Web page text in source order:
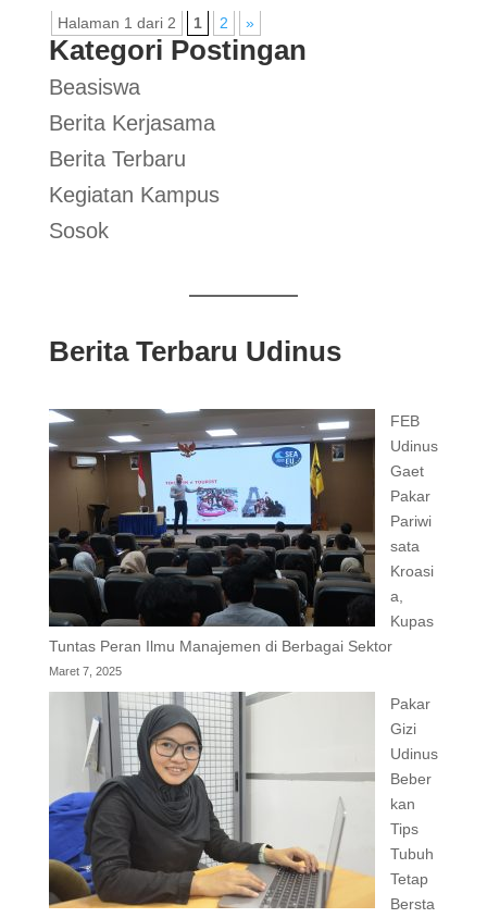
Halaman 1 dari 2 1 2 »
Kategori Postingan
Beasiswa
Berita Kerjasama
Berita Terbaru
Kegiatan Kampus
Sosok
Berita Terbaru Udinus
FEB
Udinus
Gaet
Pakar
Pariwi
sata
Kroasi
a,
Kupas
Tuntas Peran Ilmu Manajemen di Berbagai Sektor
Maret 7, 2025
Pakar
Gizi
Udinus
Beber
kan
Tips
Tubuh
Tetap
Bersta